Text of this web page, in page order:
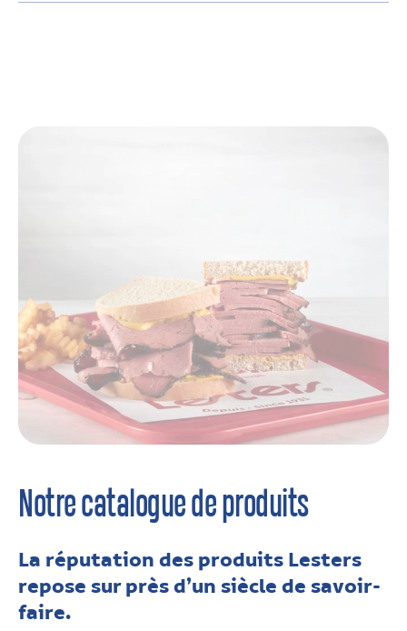
Notre catalogue de produits
La réputation des produits Lesters
repose sur près d’un siècle de savoir-
faire.